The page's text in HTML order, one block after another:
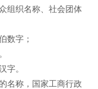
组织名称、社会团体
数字；
字。
称，国家工商行政